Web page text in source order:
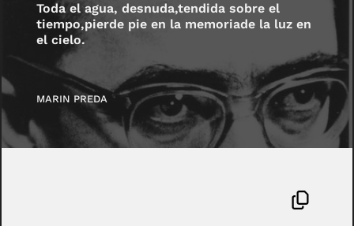
Toda el agua, desnuda,tendida sobre el
tiempo,pierde pie en la memoriade la luz en
el cielo.
MARIN PREDA